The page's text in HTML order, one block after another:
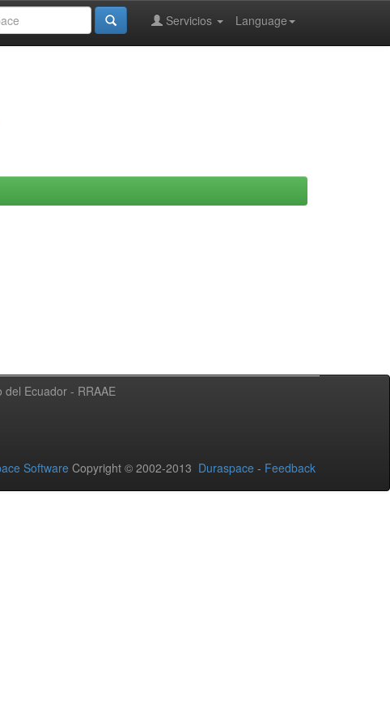
Language
Servicios
Ecuador - RRAAE
Software Copyright © 2002-2013 Duraspace - Feedback